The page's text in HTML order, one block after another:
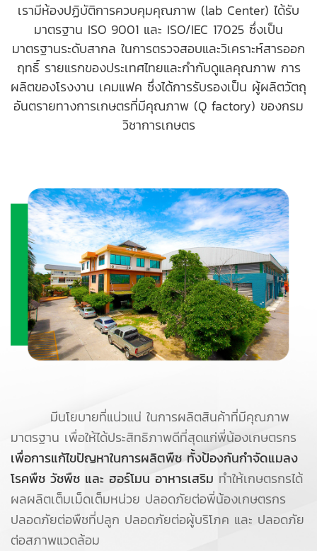
เรามีห้องปฏิบัติการควบคุมคุณภาพ (lab Center) ได้รับ
มาตรฐาน ISO 9001 และ ISO/IEC 17025 ซึ่งเป็น
มาตรฐานระดับสากล ในการตรวจสอบและวิเคราะห์สารออก
ฤทธิ์ รายแรกของประเทศไทยและกำกับดูแลคุณภาพ การ
ผลิตของโรงงาน เคมแฟค ซึ่งได้การรับรองเป็น ผู้ผลิตวัตถุ
อันตรายทางการเกษตรที่มีคุณภาพ (Q factory) ของกรม
วิชาการเกษตร
มีนโยบายที่แน่วแน่ ในการผลิตสินค้าที่มีคุณภาพ
มาตรฐาน เพื่อให้ได้ประสิทธิภาพดีที่สุดแก่พี่น้องเกษตรกร
เพื่อการแก้ไขปัญหาในการผลิตพืช ทั้งป้องกันกำจัดแมลง
โรคพืช วัชพืช และ ฮอร์โมน อาหารเสริม ทำให้เกษตรกรได้
ผลผลิตเต็มเม็ดเต็มหน่วย ปลอดภัยต่อพี่น้องเกษตรกร
ปลอดภัยต่อพืชที่ปลูก ปลอดภัยต่อผู้บริโภค และ ปลอดภัย
ต่อสภาพแวดล้อม